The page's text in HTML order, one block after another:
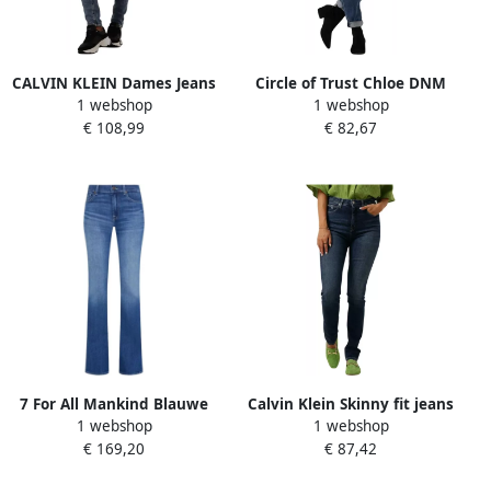
CALVIN KLEIN Dames Jeans
High Rise Skinny Blauw
1 webshop
€ 108,99
Circle of Trust Chloe DNM
Skinny Jeans Blue Dames
1 webshop
€ 82,67
7 For All Mankind Blauwe
Skinny Jeans Damesmode
Blue Dames
1 webshop
€ 169,20
Calvin Klein Skinny fit jeans
High rise skinny in 5-
pocketsstijl
1 webshop
€ 87,42